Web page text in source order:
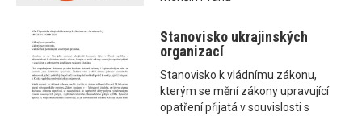
Stanovisko ukrajinských
organizací
Stanovisko k vládnímu zákonu,
kterým se mění zákony upravující
opatření přijatá v souvislosti s